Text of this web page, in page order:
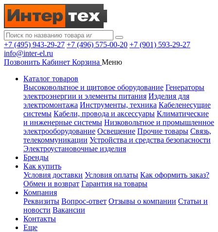
+7 (495) 943-29-27 +7 (496) 575-00-20 +7 (901) 593-29-27
info@inter-el.ru
Позвонить Кабинет Корзина Меню
Каталог товаров
Высоковольтное и щитовое оборудование Генераторы
электроэнергии и элементы питания Изделия для
электромонтажа Инструменты, техника Кабеленесущие
системы Кабели, провода и аксессуары Климатические
и инженерные системы Низковольтное и промышленное
электрооборудование Освещение Прочие товары Связь,
телекоммуникации Устройства и средства безопасности
Электроустановочные изделия
Бренды
Как купить
Условия доставки Условия оплаты Как оформить заказ?
Обмен и возврат Гарантия на товары
Компания
Реквизиты Вопрос-ответ Отзывы о компании Статьи и
новости Вакансии
Контакты
Еще